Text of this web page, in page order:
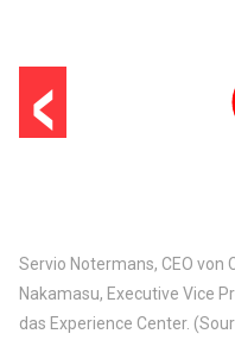
‹
Servio Notermans, CEO von
Nakamasu, Executive Vice
das Experience Center.